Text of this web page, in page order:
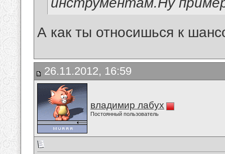
А как ты относишься к
26.11.2012, 16:59
владимир лабух
Постоянный пользователь